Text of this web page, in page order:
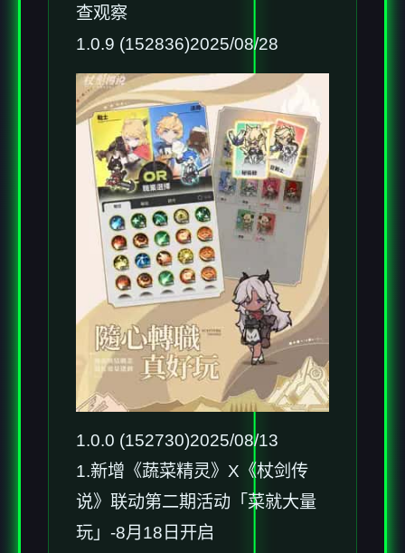
查观察
1.0.9 (152836)2025/08/28
1.0.0 (152730)2025/08/13
1.新增《蔬菜精灵》X《杖剑传
说》联动第二期活动「菜就大量
玩」-8月18日开启